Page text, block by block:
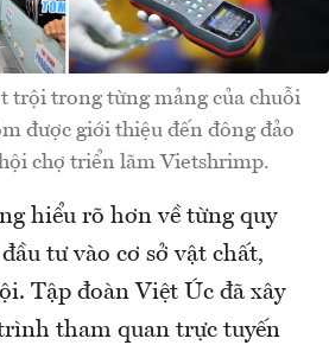
trội trong từng mảng của chuỗi
được giới thiệu đến đông đảo
chợ triển lãm Vietshrimp.
hiểu rõ hơn về từng quy
tư vào cơ sở vật chất,
Tập đoàn Việt Úc đã xây
tham quan trực tuyến